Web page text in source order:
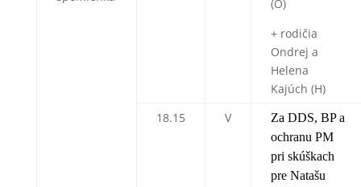
(O)
+ rodičia
Ondrej a
Helena
Kajúch (H)
18.15
V
Za DDS, BP a
ochranu PM
pri skúškach
pre Natašu